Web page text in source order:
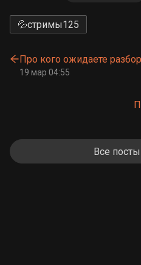
💦стримы125
Про кого ожидаете
19 мар 04:55
Все